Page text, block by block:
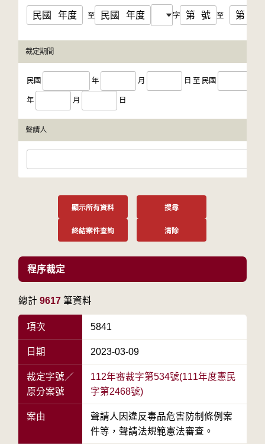
民國 年度 至 民國 年度 字 第 號 至 第
裁定期間
民國 年 月 日 至 民國
年 月 日
聲請人
顯示所有資料 搜尋
終結案件查詢 清除
程序裁定
總計 9617 筆資料
項次 5841
日期 2023-03-09
裁定字號／
原分案號
112年審裁字第534號(111年度憲民
字第2468號)
案由
聲請人因違反毒品危害防制條例案
件等，聲請法規範憲法審查。